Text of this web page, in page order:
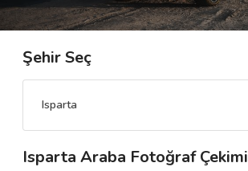
🎈 Biz Kimiz?
🌟 Müşteri Değerlendirmeleri
Şehir Seç
Isparta
Isparta Araba Fotoğraf Çekimi